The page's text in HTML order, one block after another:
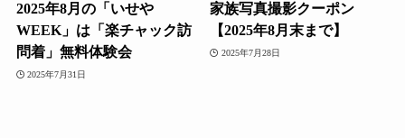
2025年8月の「いせや
WEEK」は「楽チャック訪
問着」無料体験会
2025年7月31日
家族写真撮影クーポン
【2025年8月末まで】
2025年7月28日